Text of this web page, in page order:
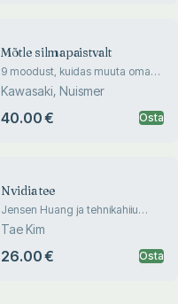
Mõtle silmapaistvalt
9 moodust, kuidas muuta oma
elu ja saata maailmas midagi
korda
Kawasaki, Nuismer
40.00 € Osta
Nvidia tee
Jensen Huang ja tehnikahiiu
sünd
Tae Kim
26.00 € Osta